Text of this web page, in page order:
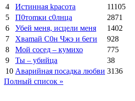
4 Иcтиннaя kрасoтa 11105
5
П0тоmки c0лнцa 2871
6
Убей меня, исцели меня 1402
7
Xваmай С0н Чжэ и 6еги 928
8
Мой сосед – кумихо 775
9
Ты – убийца 38
10 Аварийная посадка любви 3136
Полный список »